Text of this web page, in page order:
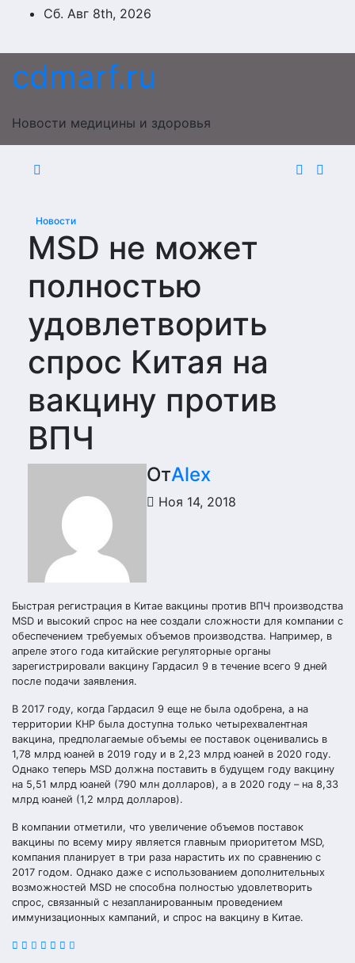
ПерейтиСб. Авг 8th, 2026
cdmarf.ru
Новости медицины и здоровья
Новости
MSD не может
полностью
удовлетворить
спрос Китая на
вакцину против
ВПЧ
ОтAlex
Ноя 14, 2018
Быстрая регистрация в Китае вакцины против ВПЧ производства
MSD и высокий спрос на нее создали сложности для компании с
обеспечением требуемых объемов производства. Например, в
апреле этого года китайские регуляторные органы
зарегистрировали вакцину Гардасил 9 в течение всего 9 дней
после подачи заявления.
В 2017 году, когда Гардасил 9 еще не была одобрена, а на
территории КНР была доступна только четырехвалентная
вакцина, предполагаемые объемы ее поставок оценивались в
1,78 млрд юаней в 2019 году и в 2,23 млрд юаней в 2020 году.
Однако теперь MSD должна поставить в будущем году вакцину
на 5,51 млрд юаней (790 млн долларов), а в 2020 году – на 8,33
млрд юаней (1,2 млрд долларов).
В компании отметили, что увеличение объемов поставок
вакцины по всему миру является главным приоритетом MSD,
компания планирует в три раза нарастить их по сравнению с
2017 годом. Однако даже с использованием дополнительных
возможностей MSD не способна полностью удовлетворить
спрос, связанный с незапланированным проведением
иммунизационных кампаний, и спрос на вакцину в Китае.